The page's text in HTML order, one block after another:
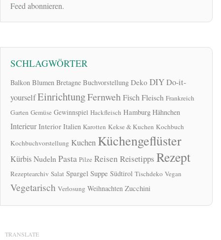
Feed abonnieren.
SCHLAGWÖRTER
Balkon Blumen Bretagne Buchvorstellung Deko DIYDo-it-
yourselfEinrichtungFernwehFischFleisch Frankreich
Garten Gemüse Gewinnspiel Hackfleisch Hamburg Hähnchen
Interieur Interior Italien Karotten Kekse & Kuchen Kochbuch
Kochbuchvorstellung Kuchen Küchengeflüster
KürbisNudeln Pasta Pilze Reisen Reisetipps Rezept
Rezeptearchiv Salat Spargel Suppe Südtirol Tischdeko Vegan
Vegetarisch Verlosung Weihnachten Zucchini
TRANSLATE